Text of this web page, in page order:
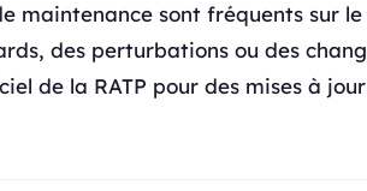
maintenance sont fréquents sur
des perturbations ou des
de la RATP pour des mises à